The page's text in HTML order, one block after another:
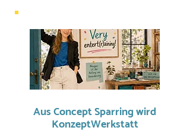
Aus Concept Sparring wird
KonzeptWerkstatt